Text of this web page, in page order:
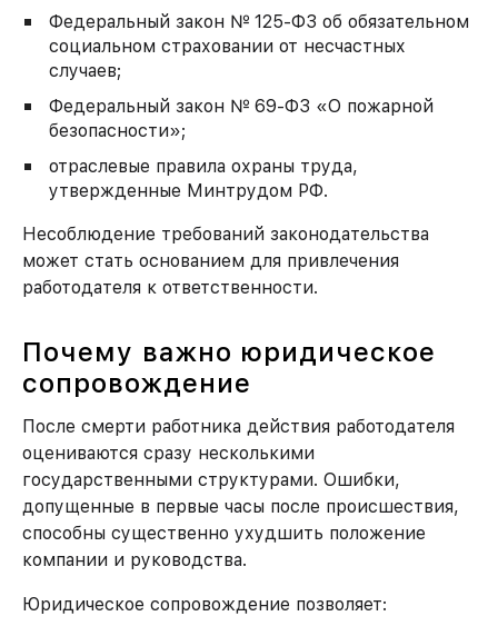
Федеральный закон № 125-ФЗ об обязательном
социальном страховании от несчастных
случаев;
Федеральный закон № 69-ФЗ «О пожарной
безопасности»;
отраслевые правила охраны труда,
утвержденные Минтрудом РФ.
Несоблюдение требований законодательства
может стать основанием для привлечения
работодателя к ответственности.
Почему важно юридическое
сопровождение
После смерти работника действия работодателя
оцениваются сразу несколькими
государственными структурами. Ошибки,
допущенные в первые часы после происшествия,
способны существенно ухудшить положение
компании и руководства.
Юридическое сопровождение позволяет: